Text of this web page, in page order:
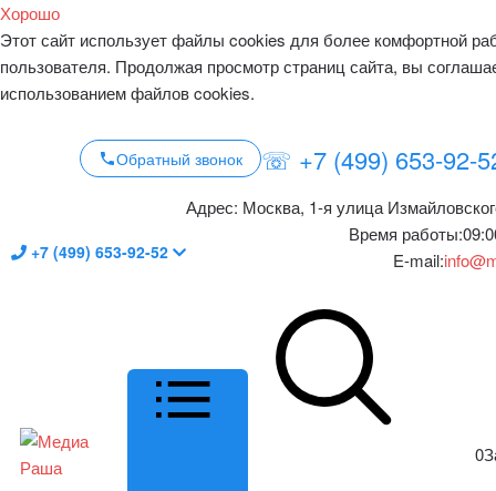
Хорошо
Этот сайт использует файлы cookies для более комфортной
пользователя. Продолжая просмотр страниц сайта, вы
использованием файлов cookies.
Обратный звонок ☏ +7 (499) 653-92-
+7 (499) 653-92-52
Адрес: Москва, 1-я улица
Время работы:
E-mail:
0